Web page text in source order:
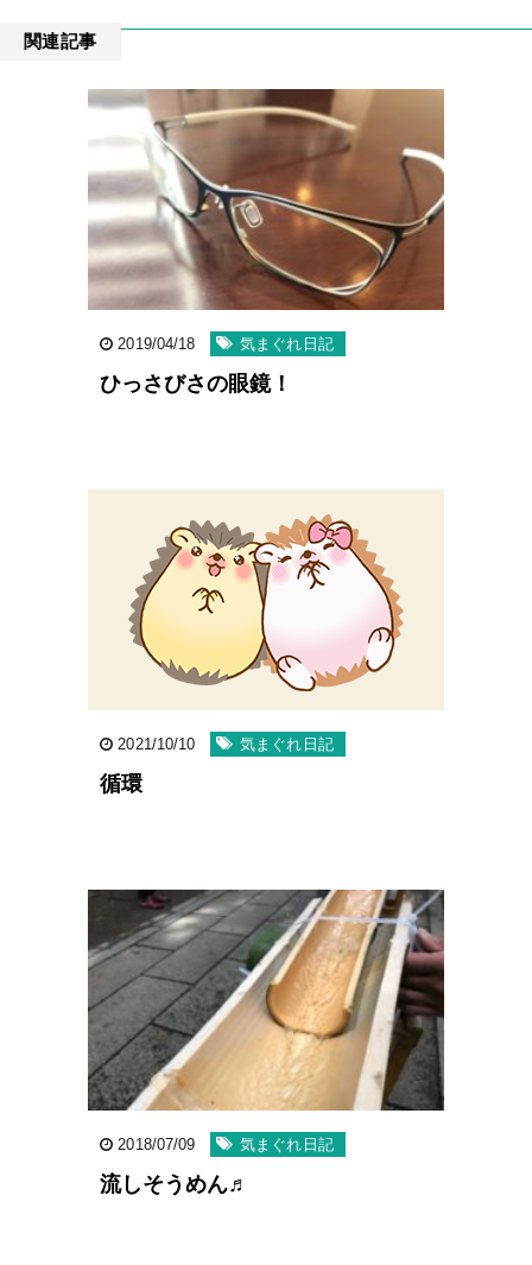
関連記事
2019/04/18 気まぐれ日記
ひっさびさの眼鏡！
2021/10/10 気まぐれ日記
循環
2018/07/09 気まぐれ日記
流しそうめん♬